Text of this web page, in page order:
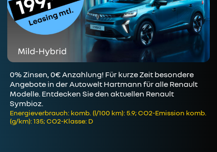
0% Zinsen, 0€ Anzahlung! Für kurze Zeit besondere
Angebote in der Autowelt Hartmann für alle Renault
Modelle. Entdecken Sie den aktuellen Renault
Symbioz.
Energieverbrauch: komb. (l/100 km): 5.9; CO2-Emission komb.
(g/km): 135; CO2-Klasse: D